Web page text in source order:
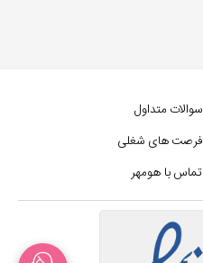
سوالات متداول
فرصت های شغلی
تماس با هومهر